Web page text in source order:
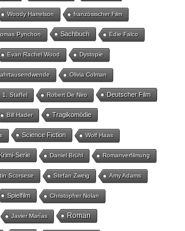
Woody Harrelson französischer Film
Pynchon Sachbuch Edie Falco
Evan Rachel Wood Dystopie
Olivia Colman
1. Staffel Robert De Niro Deutscher Film
Bill Hader Tragikomödie
Science Fiction Wolf Haas
Krimi-Serie Daniel Brühl Romanverfilmung
Scorsese Stefan Zweig Amy Adams
Spielfilm Christopher Nolan
Javier Marías Roman